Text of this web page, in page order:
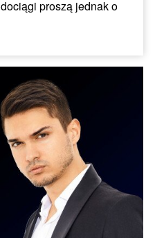
proszą jednak o